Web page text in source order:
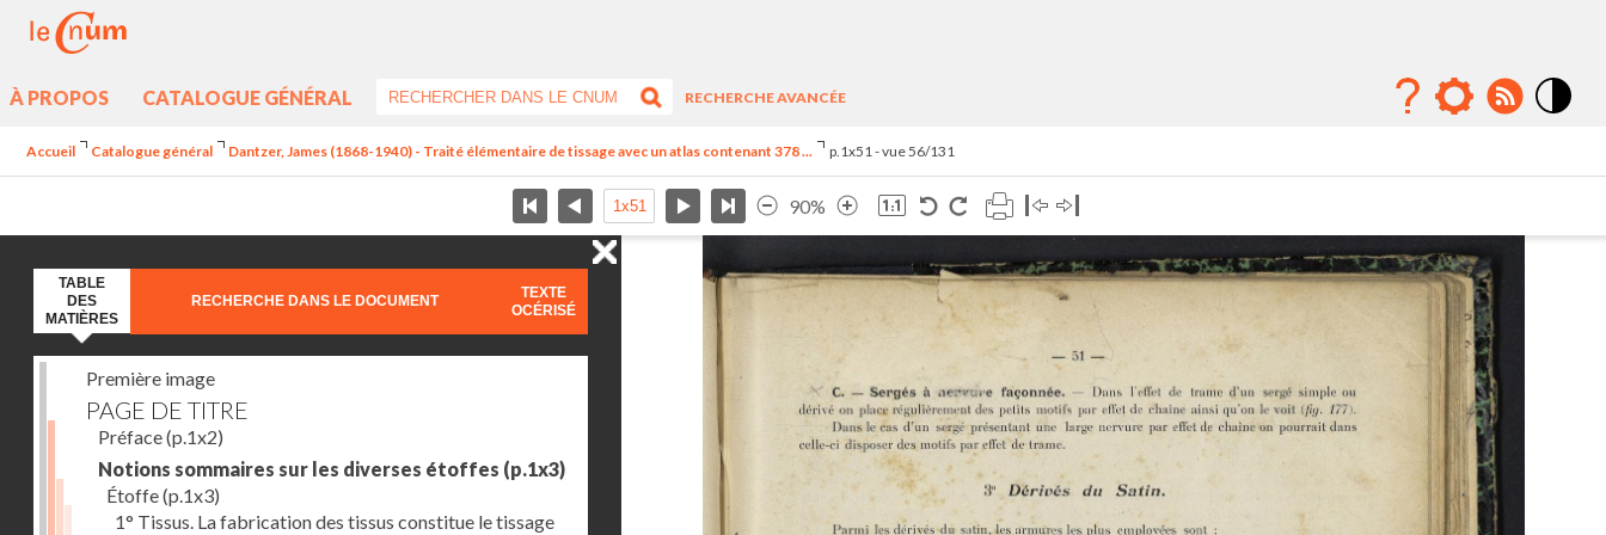
À PROPOS CATALOGUE GÉNÉRAL
RECHERCHE AVANCÉE
Accueil Catalogue général Dantzer, James (1868-1940) - Traité élémentaire de tissage avec un atlas contenant 378 ... p.1x51 - vue 56/131
90%
TABLE
DES
MATIÈRES
RECHERCHE DANS LE DOCUMENT
TEXTE
OCÉRISÉ
Première image
PAGE DE TITRE
Préface(p.1x2)
Notions sommaires sur les diverses étoffes (p.1x3)
Étoffe(p.1x3)
1° Tissus. La fabrication des tissus constitue le tissage